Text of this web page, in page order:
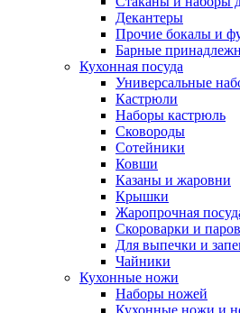
Декантеры
Прочие бокалы и
Барные
Кухонная посуда
Универсальные
Кастрюли
Наборы кастрюль
Сковороды
Сотейники
Ковши
Казаны и жаровни
Крышки
Жаропрочная
Скороварки и
Для выпечки и
Чайники
Кухонные ножи
Наборы ножей
Кухонные ножи и